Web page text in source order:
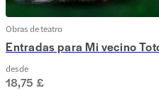
Obras de teatro
Entradas para Mi vecino
desde
18,75 £